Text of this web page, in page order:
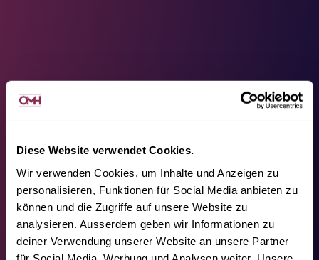
Diese Website verwendet Cookies.
Wir verwenden Cookies, um Inhalte und Anzeigen zu
personalisieren, Funktionen für Social Media anbieten zu
können und die Zugriffe auf unsere Website zu
analysieren. Ausserdem geben wir Informationen zu
deiner Verwendung unserer Website an unsere Partner